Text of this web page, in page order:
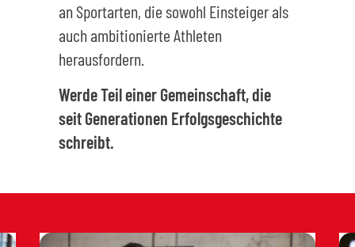
an Sportarten, die sowohl Einsteiger als
auch ambitionierte Athleten
herausfordern.
Werde Teil einer Gemeinschaft, die
seit Generationen Erfolgsgeschichte
schreibt.